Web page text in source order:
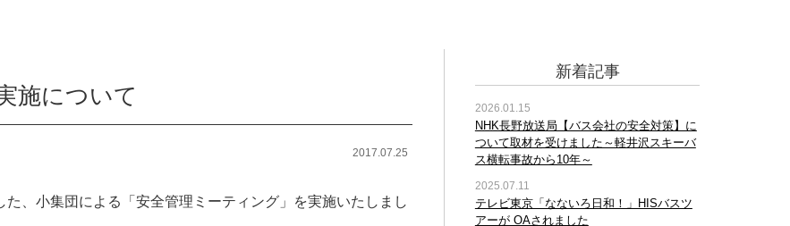
施について
2017.07.25
、小集団による「安全管理ミーティング」を実施いたしまし
新着記事
2026.01.15
NHK長野放送局【バス会社の安全対策】に
ついて取材を受けました～軽井沢スキーバ
ス横転事故から10年～
2025.07.11
テレビ東京「なないろ日和！」HISバスツ
アーが OAされました